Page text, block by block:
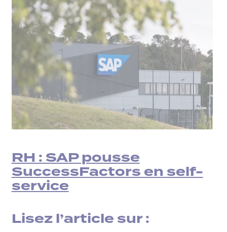
RH : SAP pousse
SuccessFactors en self-
service
Lisez l’article sur :